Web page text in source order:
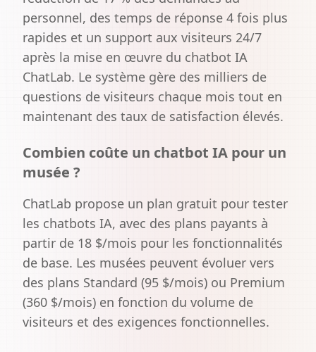
personnel, des temps de réponse 4 fois plus
rapides et un support aux visiteurs 24/7
après la mise en œuvre du chatbot IA
ChatLab. Le système gère des milliers de
questions de visiteurs chaque mois tout en
maintenant des taux de satisfaction élevés.
Combien coûte un chatbot IA pour un
musée ?
ChatLab propose un plan gratuit pour tester
les chatbots IA, avec des plans payants à
partir de 18 $/mois pour les fonctionnalités
de base. Les musées peuvent évoluer vers
des plans Standard (95 $/mois) ou Premium
(360 $/mois) en fonction du volume de
visiteurs et des exigences fonctionnelles.